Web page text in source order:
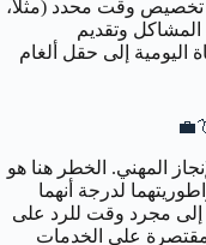
تخصيص وقت محدد (مثلاً،
المشاكل وتقديم
اليومية إلى حقل ألغام
المهني. الخطر هنا هو
لدرجة أنهما
إلى مجرد وقت للرد على
مقتصرة على الخدمات